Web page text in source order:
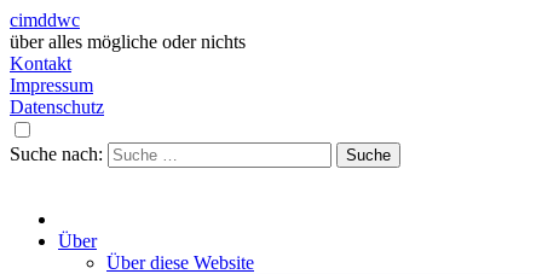
cimddwc
über alles mögliche oder nichts
Kontakt
Impressum
Datenschutz
Suche nach:
Über
Über diese Website